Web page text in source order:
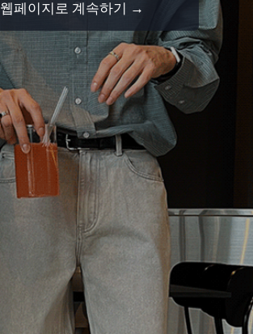
웹페이지로 계속하기 →